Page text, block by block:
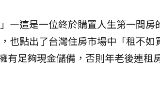
—這是一位終於購置人生第一間房
也點出了台灣住房市場中「租不如
有足夠現金儲備，否則年老後連租